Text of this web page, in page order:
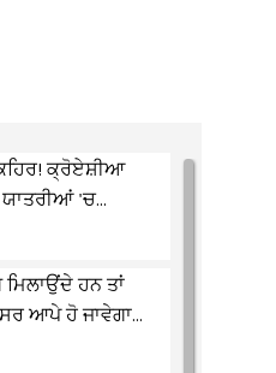
ਕ੍ਰੋਏਸ਼ੀਆ
'ਚ...
ਹਨ ਤਾਂ
ਆਪੇ ਹੋ ਜਾਵੇਗਾ...